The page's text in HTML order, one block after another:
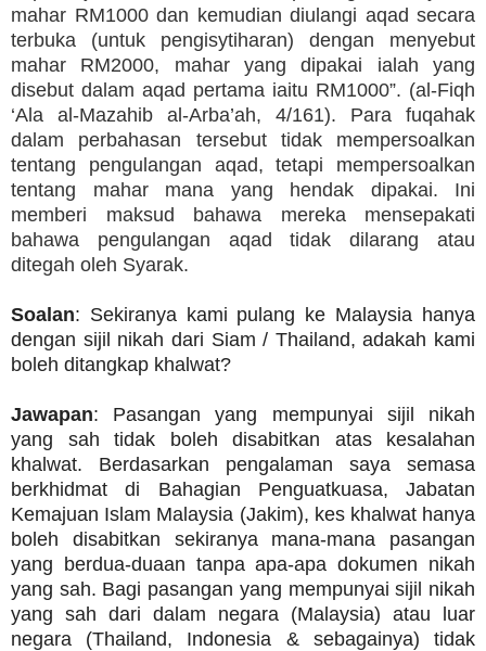
mahar RM1000 dan kemudian diulangi aqad secara
terbuka (untuk pengisytiharan) dengan menyebut
mahar RM2000, mahar yang dipakai ialah yang
disebut dalam aqad pertama iaitu RM1000”. (al-Fiqh
‘Ala al-Mazahib al-Arba’ah, 4/161). Para fuqahak
dalam perbahasan tersebut tidak mempersoalkan
tentang pengulangan aqad, tetapi mempersoalkan
tentang mahar mana yang hendak dipakai. Ini
memberi maksud bahawa mereka mensepakati
bahawa pengulangan aqad tidak dilarang atau
ditegah oleh Syarak.
Soalan: Sekiranya kami pulang ke Malaysia hanya
dengan sijil nikah dari Siam / Thailand, adakah kami
boleh ditangkap khalwat?
Jawapan: Pasangan yang mempunyai sijil nikah
yang sah tidak boleh disabitkan atas kesalahan
khalwat. Berdasarkan pengalaman saya semasa
berkhidmat di Bahagian Penguatkuasa, Jabatan
Kemajuan Islam Malaysia (Jakim), kes khalwat hanya
boleh disabitkan sekiranya mana-mana pasangan
yang berdua-duaan tanpa apa-apa dokumen nikah
yang sah. Bagi pasangan yang mempunyai sijil nikah
yang sah dari dalam negara (Malaysia) atau luar
negara (Thailand, Indonesia & sebagainya) tidak